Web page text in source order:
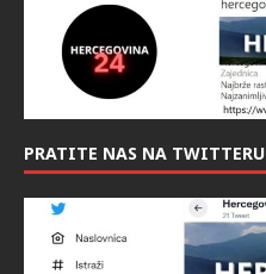
PRATITE NAS NA TWITTERU